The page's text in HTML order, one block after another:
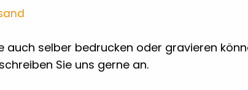
auch selber bedrucken oder gravieren
Sie uns gerne an.